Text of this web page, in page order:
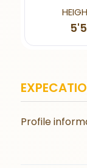
5'5
Profile